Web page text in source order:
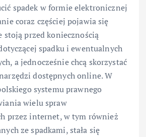
spadek w formie elektronicznej
coraz częściej pojawia się
stoją przed koniecznością
spadku i ewentualnych
a jednocześnie chcą skorzystać
dostępnych online. W
systemu prawnego
wielu spraw
przez internet, w tym również
ze spadkami, stała się